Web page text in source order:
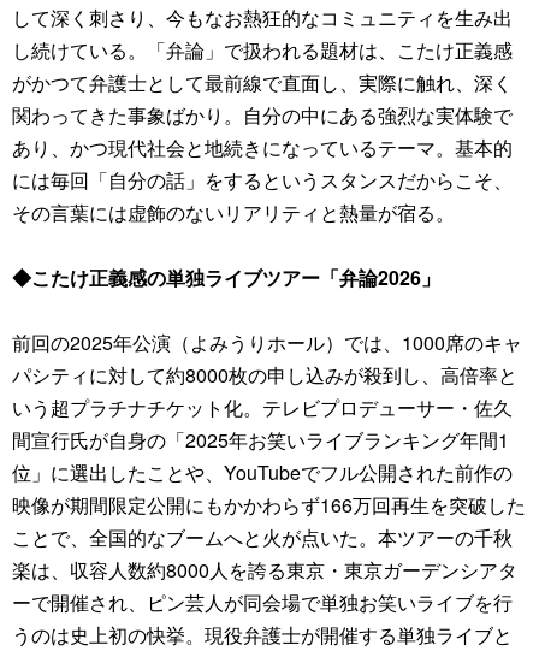
して深く刺さり、今もなお熱狂的なコミュニティを生み出
し続けている。「弁論」で扱われる題材は、こたけ正義感
がかつて弁護士として最前線で直面し、実際に触れ、深く
関わってきた事象ばかり。自分の中にある強烈な実体験で
あり、かつ現代社会と地続きになっているテーマ。基本的
には毎回「自分の話」をするというスタンスだからこそ、
その言葉には虚飾のないリアリティと熱量が宿る。
◆こたけ正義感の単独ライブツアー「弁論2026」
前回の2025年公演（よみうりホール）では、1000席のキャ
パシティに対して約8000枚の申し込みが殺到し、高倍率と
いう超プラチナチケット化。テレビプロデューサー・佐久
間宣行氏が自身の「2025年お笑いライブランキング年間1
位」に選出したことや、YouTubeでフル公開された前作の
映像が期間限定公開にもかかわらず166万回再生を突破した
ことで、全国的なブームへと火が点いた。本ツアーの千秋
楽は、収容人数約8000人を誇る東京・東京ガーデンシアタ
ーで開催され、ピン芸人が同会場で単独お笑いライブを行
うのは史上初の快挙。現役弁護士が開催する単独ライブと